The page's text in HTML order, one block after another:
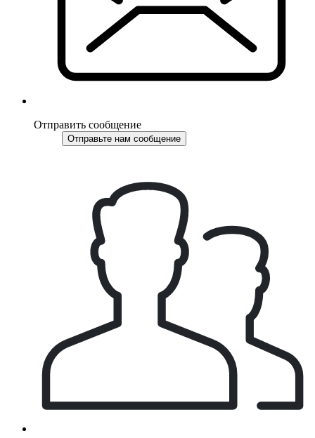
Отправить сообщение
Отправьте нам сообщение